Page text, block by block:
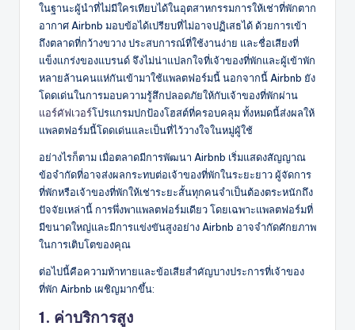
ในฐานะผู้นำที่ไม่มีใครเทียบได้ในอุตสาหกรรมการให้เช่าที่พักตาก
อากาศ Airbnb มอบข้อได้เปรียบที่ไม่อาจปฏิเสธได้ ด้วยการเข้า
ถึงตลาดที่กว้างขวาง ประสบการณ์ที่ใช้งานง่าย และชื่อเสียงที่
แข็งแกร่งของแบรนด์ จึงไม่น่าแปลกใจที่เจ้าของที่พักและผู้เข้าพัก
หลายล้านคนแห่กันเข้ามาใช้แพลตฟอร์มนี้ นอกจากนี้ Airbnb ยัง
โดดเด่นในการมอบความรู้สึกปลอดภัยให้กับเจ้าของที่พักผ่าน
แอร์คัฟเวอร์โปรแกรมปกป้องโฮสต์ที่ครอบคลุม ทั้งหมดนี้ส่งผลให้
แพลตฟอร์มนี้โดดเด่นและเป็นที่ไว้วางใจในหมู่ผู้ใช้
อย่างไรก็ตาม เมื่อตลาดมีการพัฒนา Airbnb เริ่มแสดงสัญญาณ
ข้อจำกัดที่อาจส่งผลกระทบต่อเจ้าของที่พักในระยะยาว ผู้จัดการ
ที่พักหรือเจ้าของที่พักให้เช่าระยะสั้นทุกคนจำเป็นต้องตระหนักถึง
ปัจจัยเหล่านี้ การพึ่งพาแพลตฟอร์มเดียว โดยเฉพาะแพลตฟอร์มที่
มีขนาดใหญ่และมีการแข่งขันสูงอย่าง Airbnb อาจจำกัดศักยภาพ
ในการเติบโตของคุณ
ต่อไปนี้คือความท้าทายและข้อเสียสำคัญบางประการที่เจ้าของ
ที่พัก Airbnb เผชิญมากขึ้น:
1. ค่าบริการสูง